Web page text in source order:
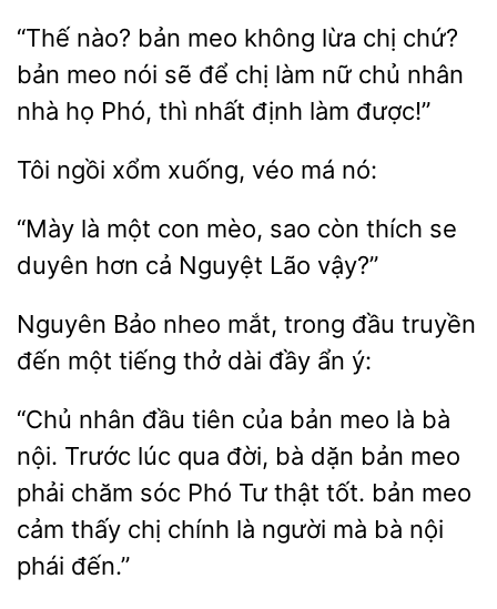
“Thế nào? bản meo
chị chứ?
bản meo nói sẽ
chị làm nữ chủ nhân
nhà họ Phó, thì nhất định làm được!”
ngồi xổm xuống, véo
“Mày
con mèo, sao còn thích se
duyên
cả Nguyệt Lão vậy?”
Nguyên Bảo nheo mắt, trong đầu truyền
đến một tiếng
dài đầy
“Chủ nhân đầu tiên của bản meo là bà
nội. Trước lúc qua đời, bà dặn bản
phải chăm sóc Phó Tư thật tốt.
meo
thấy chị chính là người mà bà nội
phái đến.”